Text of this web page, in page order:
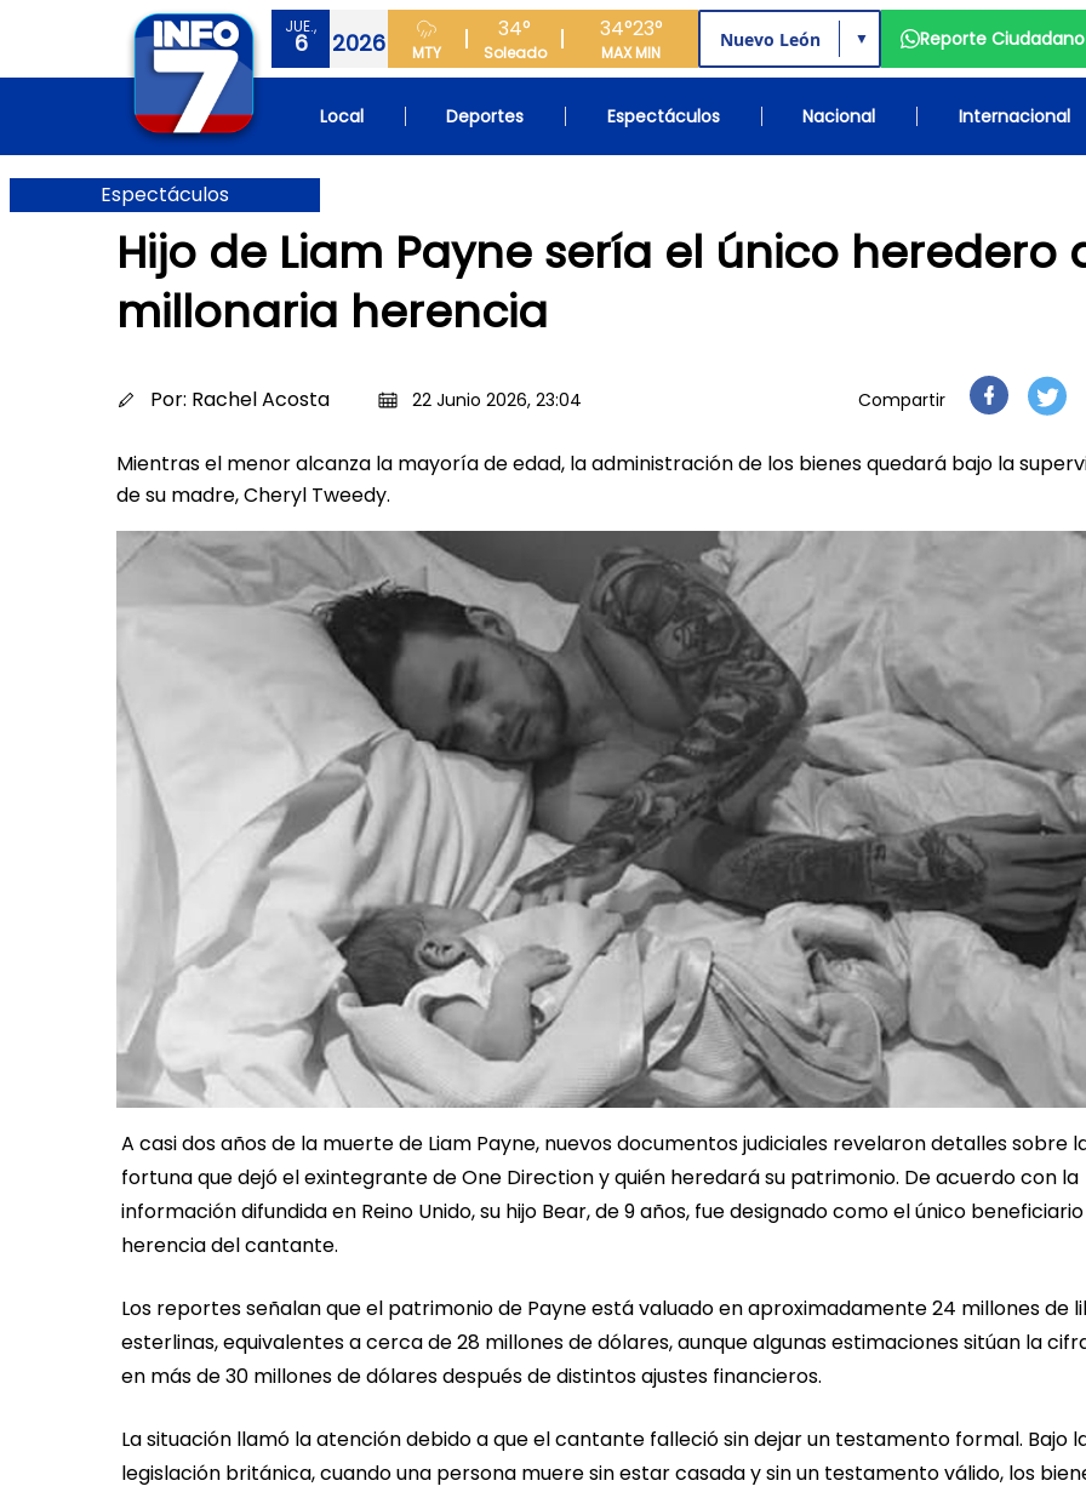
JUE.,
6 2026 MTY
34°
Soleado
34°
MAX
23°
MIN
▼ Reporte Ciudadano
Local Deportes Espectáculos Nacional Internacional
Espectáculos
Hijo de Liam Payne sería el único heredero
millonaria herencia
Por: Rachel Acosta 22 Junio 2026, 23:04 Compartir
Mientras el menor alcanza la mayoría de edad, la administración de los bienes quedará bajo la
de su madre, Cheryl Tweedy.
A casi dos años de la muerte de Liam Payne, nuevos documentos judiciales revelaron detalles sobre
fortuna que dejó el exintegrante de One Direction y quién heredará su patrimonio. De acuerdo con la
información difundida en Reino Unido, su hijo Bear, de 9 años, fue designado como el único
herencia del cantante.
Los reportes señalan que el patrimonio de Payne está valuado en aproximadamente 24 millones de
esterlinas, equivalentes a cerca de 28 millones de dólares, aunque algunas estimaciones sitúan la
en más de 30 millones de dólares después de distintos ajustes financieros.
La situación llamó la atención debido a que el cantante falleció sin dejar un testamento formal. Bajo
legislación británica, cuando una persona muere sin estar casada y sin un testamento válido, los